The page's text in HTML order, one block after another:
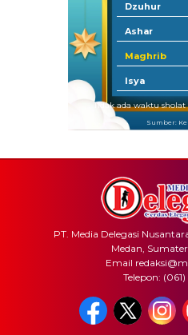
Dzuhur
Ashar
Maghrib
Isya
Tidak ada waktu
Sumber:
PT. Media Delegasi
Medan,
Email
Telepon: